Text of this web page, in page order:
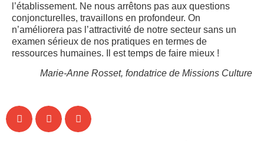
l’établissement. Ne nous arrêtons pas aux questions
conjoncturelles, travaillons en profondeur. On
n’améliorera pas l’attractivité de notre secteur sans un
examen sérieux de nos pratiques en termes de
ressources humaines. Il est temps de faire mieux !
Marie-Anne Rosset, fondatrice de Missions Culture